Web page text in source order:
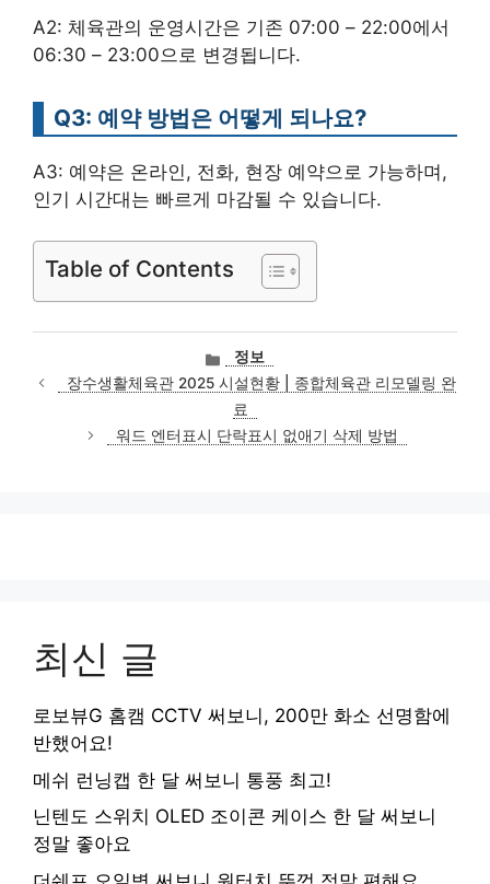
A2: 체육관의 운영시간은 기존 07:00 – 22:00에서
06:30 – 23:00으로 변경됩니다.
Q3: 예약 방법은 어떻게 되나요?
A3: 예약은 온라인, 전화, 현장 예약으로 가능하며,
인기 시간대는 빠르게 마감될 수 있습니다.
Table of Contents
카
테
고
리
정보
장수생활체육관 2025 시설현황 | 종합체육관 리모델링 완
료
워드 엔터표시 단락표시 없애기 삭제 방법
최신 글
로보뷰G 홈캠 CCTV 써보니, 200만 화소 선명함에
반했어요!
메쉬 런닝캡 한 달 써보니 통풍 최고!
닌텐도 스위치 OLED 조이콘 케이스 한 달 써보니
정말 좋아요